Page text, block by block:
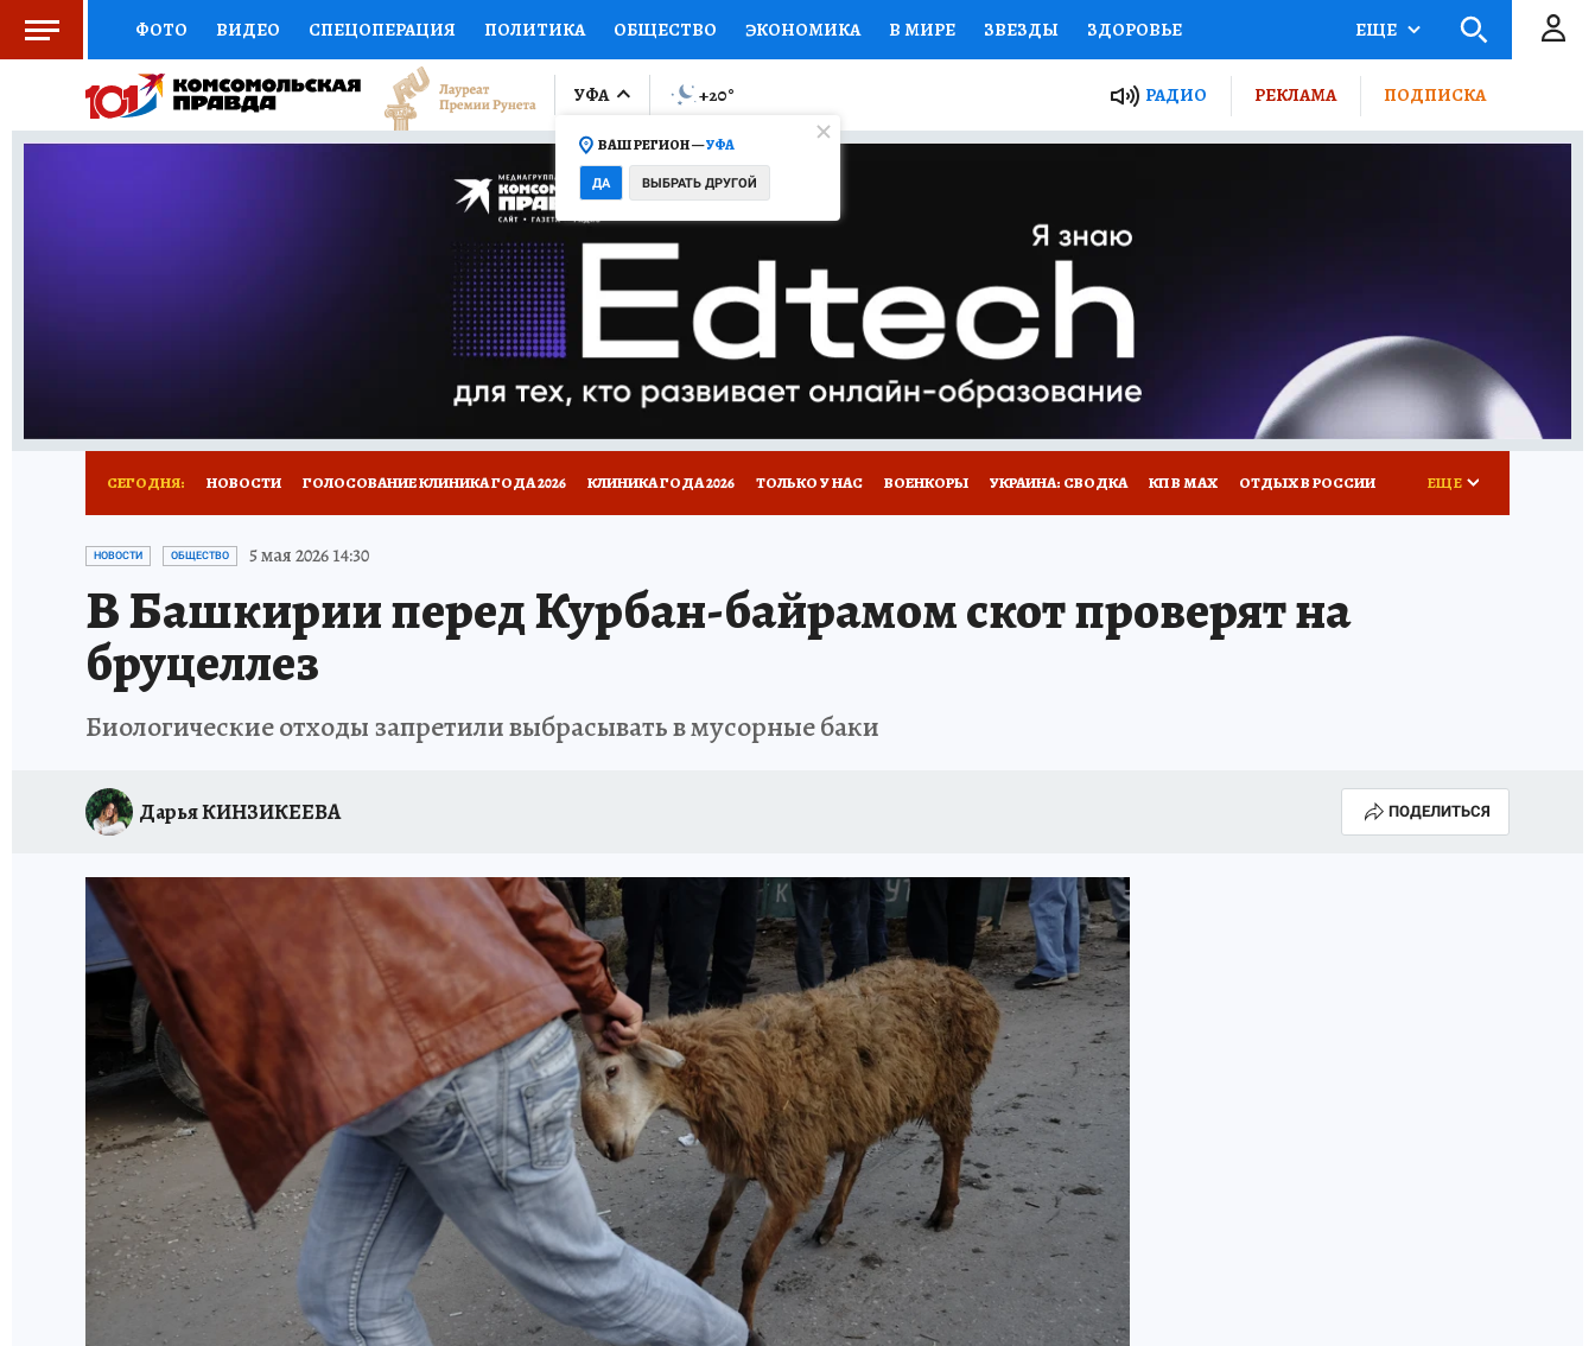
ФОТО ВИДЕО СПЕЦОПЕРАЦИЯ ПОЛИТИКА ОБЩЕСТВО ЭКОНОМИКА В МИРЕ ЗВЕЗДЫ ЗДОРОВЬЕ
СОЦПОДДЕРЖКА НАУКА СПОРТ КОЛУМНИСТЫ ПРОИСШЕСТВИЯ НАЦИОНАЛЬНЫЕ ПРОЕКТЫ РОССИИ
ВЫБОР ЭКСПЕРТОВ ДОКТОР ФИНАНСЫ ОТКРЫВАЕМ МИР СЕМЬЯ ЖЕНСКИЕ СЕКРЕТЫ ПУТЕВОДИТЕЛЬ
ПРОГНОЗЫ НА СПОРТ ПРОМОКОДЫ СЕРИАЛЫ
ТЕЛЕВИЗОР КОЛЛЕКЦИИ КОНКУРСЫ ГИД ПОТРЕБИТЕЛЯ
НОВОЕ НА САЙТЕ
ЕЩЕ
УФА
ВАШ РЕГИОН —УФА
ДА ВЫБРАТЬ ДРУГОЙ
+20° РАДИО РЕКЛАМА ПОДПИСКА
СЕГОДНЯ: НОВОСТИ ГОЛОСОВАНИЕ КЛИНИКА ГОДА 2026 КЛИНИКА ГОДА 2026 ТОЛЬКО У НАС ВОЕНКОРЫ УКРАИНА: СВОДКА КП В МАХ ОТДЫХ В РОССИИ
ЗАПОВЕДНАЯ РОССИЯ
ЕЩЕ
НОВОСТИ ОБЩЕСТВО 5 мая 2026 14:30
В Башкирии перед Курбан-байрамом скот проверят на
бруцеллез
Биологические отходы запретили выбрасывать в мусорные баки
Дарья КИНЗИКЕЕВА ПОДЕЛИТЬСЯ